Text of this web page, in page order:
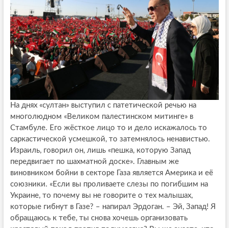
На днях «султан» выступил с патетической речью на
многолюдном «Великом палестинском митинге» в
Стамбуле. Его жёсткое лицо то и дело искажалось то
саркастической усмешкой, то затемнялось ненавистью.
Израиль, говорил он, лишь «пешка, которую Запад
передвигает по шахматной доске». Главным же
виновником бойни в секторе Газа является Америка и её
союзники. «Если вы проливаете слезы по погибшим на
Украине, то почему вы не говорите о тех малышах,
которые гибнут в Газе? – напирал Эрдоган. – Эй, Запад! Я
обращаюсь к тебе, ты снова хочешь организовать